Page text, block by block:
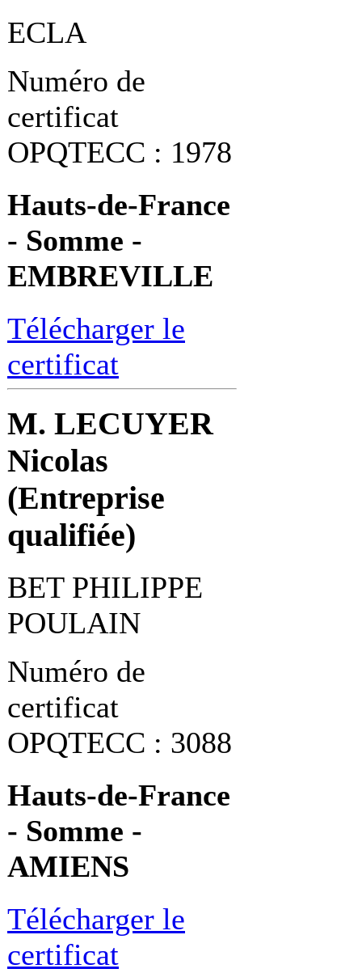
ECLA
Numéro de
certificat
OPQTECC : 1978
Hauts-de-France
- Somme -
EMBREVILLE
Télécharger le
certificat
M. LECUYER
Nicolas
(Entreprise
qualifiée)
BET PHILIPPE
POULAIN
Numéro de
certificat
OPQTECC : 3088
Hauts-de-France
- Somme -
AMIENS
Télécharger le
certificat